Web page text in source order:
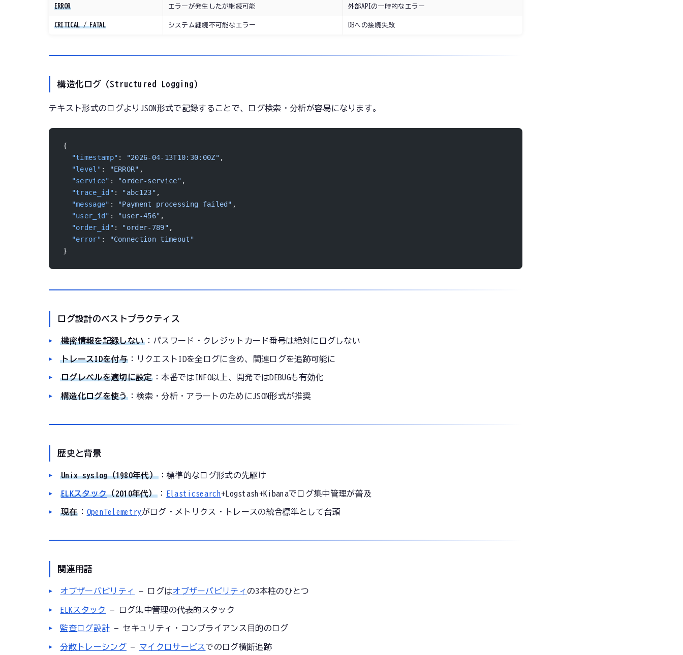
ERROR エラーが発生したが継続可能 外部APIの一時的なエラー
CRITICAL / FATAL システム継続不可能なエラー DBへの接続失敗
構造化ログ（Structured Logging）
テキスト形式のログよりJSON形式で記録することで、ログ検索・分析が容易になります。
{
  "timestamp"
: "2026-04-13T10:30:00Z" ,
  "level"
: "ERROR" ,
  "service"
: "order-service" ,
  "trace_id"
: "abc123" ,
  "message"
: "Payment processing failed" ,
  "user_id"
: "user-456" ,
  "order_id"
: "order-789" ,
  "error"
:
"Connection timeout"
}
ログ設計のベストプラクティス
機密情報を記録しない：パスワード・クレジットカード番号は絶対にログしない
トレースIDを付与 ：リクエストIDを全ログに含め、関連ログを追跡可能に
ログレベルを適切に設定 ：本番ではINFO以上、開発ではDEBUGも有効化
構造化ログを使う ：検索・分析・アラートのためにJSON形式が推奨
歴史と背景
Unix syslog（1980年代）：標準的なログ形式の先駆け
ELKスタック（2010年代） ： Elasticsearch+Logstash+Kibanaでログ集中管理が普及
現在 ： OpenTelemetryがログ・メトリクス・トレースの統合標準として台頭
関連用語
オブザーバビリティ — ログはオブザーバビリティ の3本柱のひとつ
ELKスタック — ログ集中管理の代表的スタック
監査ログ設計 — セキュリティ・コンプライアンス目的のログ
分散トレーシング— マイクロサービス でのログ横断追跡